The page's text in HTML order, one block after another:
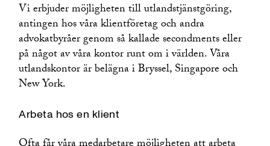
Vi erbjuder möjligheten till utlandstjänstgöring,
antingen hos våra klientföretag och andra
advokatbyråer genom så kallade secondments eller
på något av våra kontor runt om i världen. Våra
utlandskontor är belägna i Bryssel, Singapore och
New York.
Arbeta hos en klient